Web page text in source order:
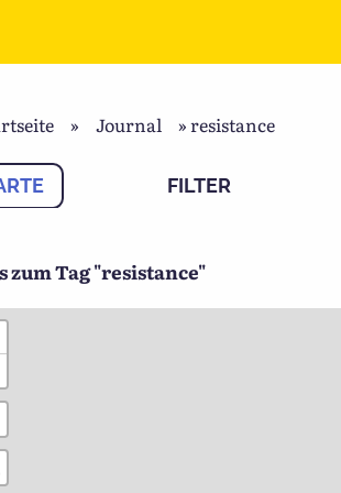
» Journal »resistance
FILTER
zum Tag "resistance"